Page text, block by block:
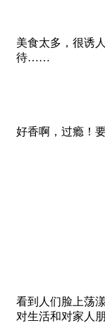
美食太多，很诱
待……
好香啊，过瘾！
看到人们脸上荡
对生活和对家人